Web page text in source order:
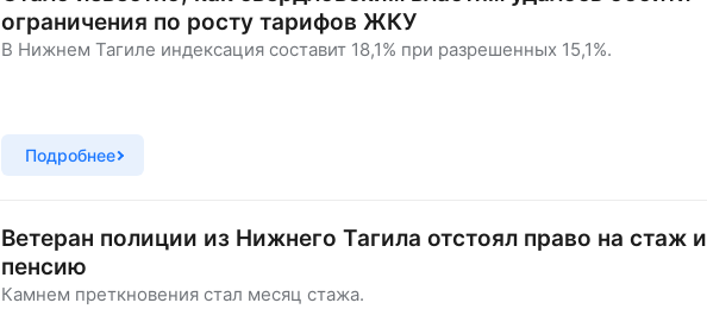
ограничения по росту тарифов ЖКУ
В Нижнем Тагиле индексация составит 18,1% при разрешенных 15,1%.
Подробнее
Ветеран полиции из Нижнего Тагила отстоял право на стаж и
пенсию
Камнем преткновения стал месяц стажа.